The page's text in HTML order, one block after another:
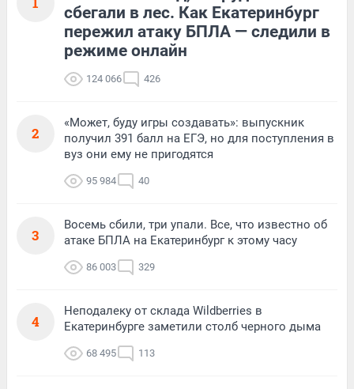
сбегали в лес. Как Екатеринбург
пережил атаку БПЛА — следили в
режиме онлайн
124 066 426
2
«Может, буду игры создавать»: выпускник
получил 391 балл на ЕГЭ, но для поступления в
вуз они ему не пригодятся
95 984 40
3
Восемь сбили, три упали. Все, что известно об
атаке БПЛА на Екатеринбург к этому часу
86 003 329
4
Неподалеку от склада Wildberries в
Екатеринбурге заметили столб черного дыма
68 495 113